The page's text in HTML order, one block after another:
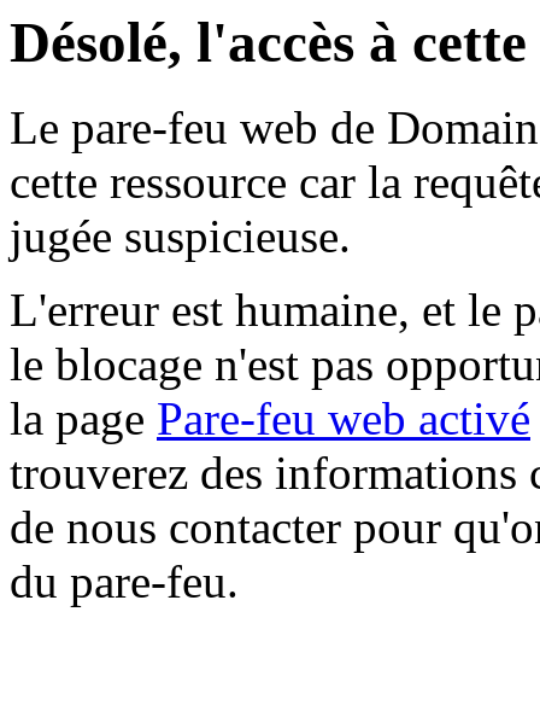
Désolé, l'accès à
Le pare-feu web de
cette ressource car la
jugée suspicieuse.
L'erreur est humaine, et le
le blocage n'est pas
la page Pare-feu web activé
trouverez des informations
de nous contacter pour
du pare-feu.